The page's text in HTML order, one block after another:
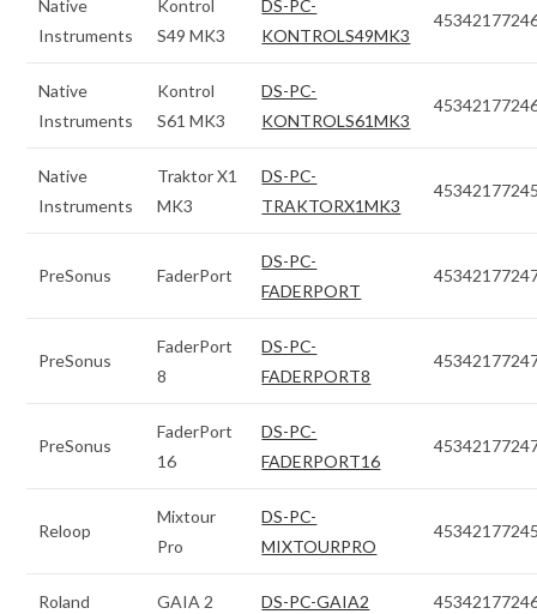
Native
Instruments
Kontrol
S49 MK3
DS-PC-
KONTROLS49MK3
Native
Instruments
Kontrol
S61 MK3
DS-PC-
KONTROLS61MK3
Native
Instruments
Traktor X1
MK3
DS-PC-
TRAKTORX1MK3
PreSonus FaderPort
DS-PC-
FADERPORT
PreSonus
FaderPort
8
DS-PC-
FADERPORT8
PreSonus
FaderPort
16
DS-PC-
FADERPORT16
Reloop
Mixtour
Pro
DS-PC-
MIXTOURPRO
Roland GAIA 2 DS-PC-GAIA2